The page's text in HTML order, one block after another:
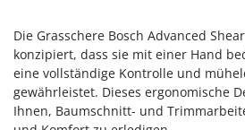
Knetmaschinen
Knochensägen
Kompressoren - elektrisch
Kompressoren für Ernte und
E
Echo
EcoFlow
Edilmark
Effeuno
Die Grasschere Bosch Advanced
konzipiert, dass sie mit einer Hand
eine vollständige Kontrolle und
gewährleistet. Dieses ergonomische
Ihnen, Baumschnitt- und